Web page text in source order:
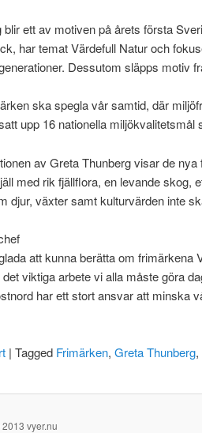
blir ett av motiven på årets första
har temat Värdefull Natur och
Dessutom släpps motiv
ska spegla vår samtid, där
upp 16 nationella
av Greta Thunberg visar de
med rik fjällflora, en levande skog,
djur, växter samt kulturvärden inte
att kunna berätta om frimärkena
viktiga arbete vi alla måste göra
har ett stort ansvar att minska
| Tagged Frimärken, Greta Thunberg,
vyer.nu